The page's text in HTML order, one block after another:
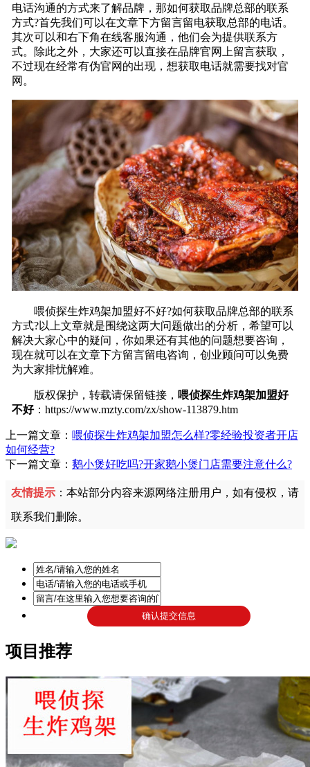
电话沟通的方式来了解品牌，那如何获取品牌总部的联系
方式?首先我们可以在文章下方留言留电获取总部的电话。
其次可以和右下角在线客服沟通，他们会为提供联系方
式。除此之外，大家还可以直接在品牌官网上留言获取，
不过现在经常有伪官网的出现，想获取电话就需要找对官
网。
喂侦探生炸鸡架加盟好不好?如何获取品牌总部的联系
方式?以上文章就是围绕这两大问题做出的分析，希望可以
解决大家心中的疑问，你如果还有其他的问题想要咨询，
现在就可以在文章下方留言留电咨询，创业顾问可以免费
为大家排忧解难。
版权保护，转载请保留链接， 喂侦探生炸鸡架加盟好
不好：https://www.mzty.com/zx/show-113879.htm
上一篇文章： 喂侦探生炸鸡架加盟怎么样?零经验投资者开店
如何经营?
下一篇文章： 鹅小煲好吃吗?开家鹅小煲门店需要注意什么?
友情提示 ：本站部分内容来源网络注册用户，如有侵权，请
联系我们删除。
项目推荐